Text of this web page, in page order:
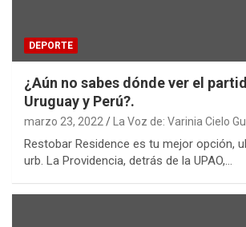
DEPORTE
¿Aún no sabes dónde ver el
Uruguay y Perú?.
marzo 23, 2022 La Voz de: Varinia Cielo
Restobar Residence es tu mejor opción,
urb. La Providencia, detrás de la UPAO,…